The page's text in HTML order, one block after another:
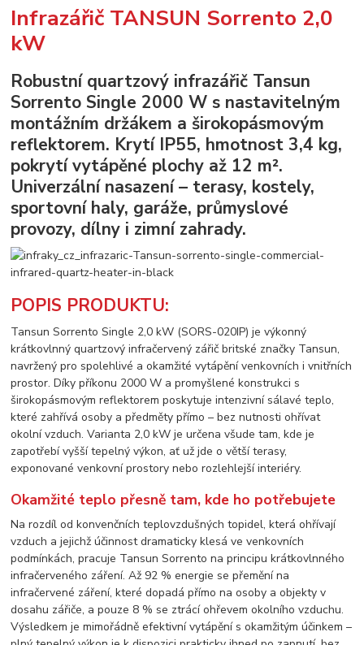
Infrazářič TANSUN Sorrento 2,0
kW
Robustní quartzový infrazářič Tansun
Sorrento Single 2000 W s nastavitelným
montážním držákem a širokopásmovým
reflektorem. Krytí IP55, hmotnost 3,4 kg,
pokrytí vytápěné plochy až 12 m².
Univerzální nasazení – terasy, kostely,
sportovní haly, garáže, průmyslové
provozy, dílny i zimní zahrady.
POPIS PRODUKTU:
Tansun Sorrento Single 2,0 kW (SORS-020IP) je výkonný
krátkovlnný quartzový infračervený zářič britské značky Tansun,
navržený pro spolehlivé a okamžité vytápění venkovních i vnitřních
prostor. Díky příkonu 2000 W a promyšlené konstrukci s
širokopásmovým reflektorem poskytuje intenzivní sálavé teplo,
které zahřívá osoby a předměty přímo – bez nutnosti ohřívat
okolní vzduch. Varianta 2,0 kW je určena všude tam, kde je
zapotřebí vyšší tepelný výkon, ať už jde o větší terasy,
exponované venkovní prostory nebo rozlehlejší interiéry.
Okamžité teplo přesně tam, kde ho potřebujete
Na rozdíl od konvenčních teplovzdušných topidel, která ohřívají
vzduch a jejichž účinnost dramaticky klesá ve venkovních
podmínkách, pracuje Tansun Sorrento na principu krátkovlnného
infračerveného záření. Až 92 % energie se přemění na
infračervené záření, které dopadá přímo na osoby a objekty v
dosahu zářiče, a pouze 8 % se ztrácí ohřevem okolního vzduchu.
Výsledkem je mimořádně efektivní vytápění s okamžitým účinkem –